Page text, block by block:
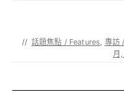
// 話題焦點 / Features, 專訪
月